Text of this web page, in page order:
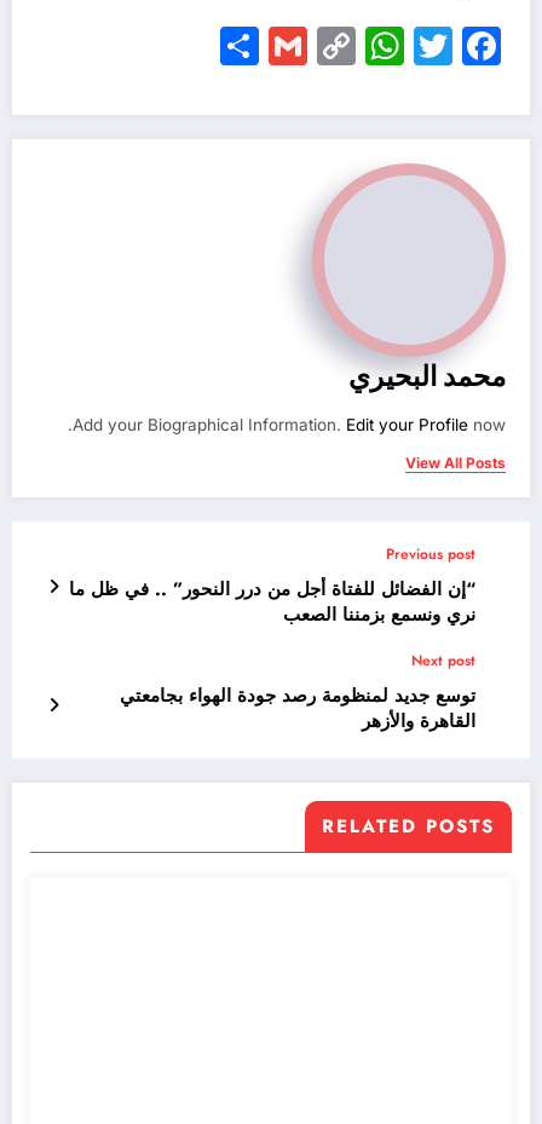
Facebook
Twitter
WhatsApp
Copy
Gmail
محمد البحيري
Add your Biographical Information. Edit your Profile now.
View All Posts
Previous post
“إن الفضائل للفتاة أجل من درر النحور” .. في ظل ما
نري ونسمع بزمننا الصعب
Next post
توسع جديد لمنظومة رصد جودة الهواء بجامعتي
القاهرة والأزهر
RELATED POSTS